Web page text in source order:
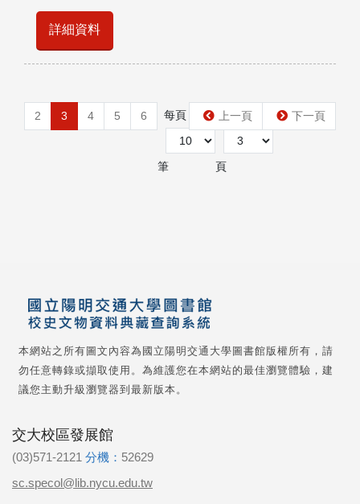
詳細資料
2 3 4 5 6 每頁
筆
第
頁
上一頁 下一頁
本網站之所有圖文內容為國立陽明交通大學圖書館版權所有，請
勿任意轉錄或擷取使用。為維護您在本網站的最佳瀏覽體驗，建
議您主動升級瀏覽器到最新版本。
交大校區發展館
(03)571-2121 分機： 52629
sc.specol@lib.nycu.edu.tw